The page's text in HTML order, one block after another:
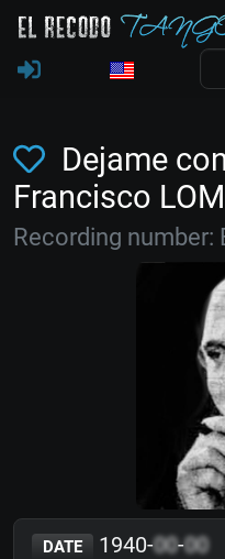
Dejame
Francisco
Recording number:
DATE 1940-00-00